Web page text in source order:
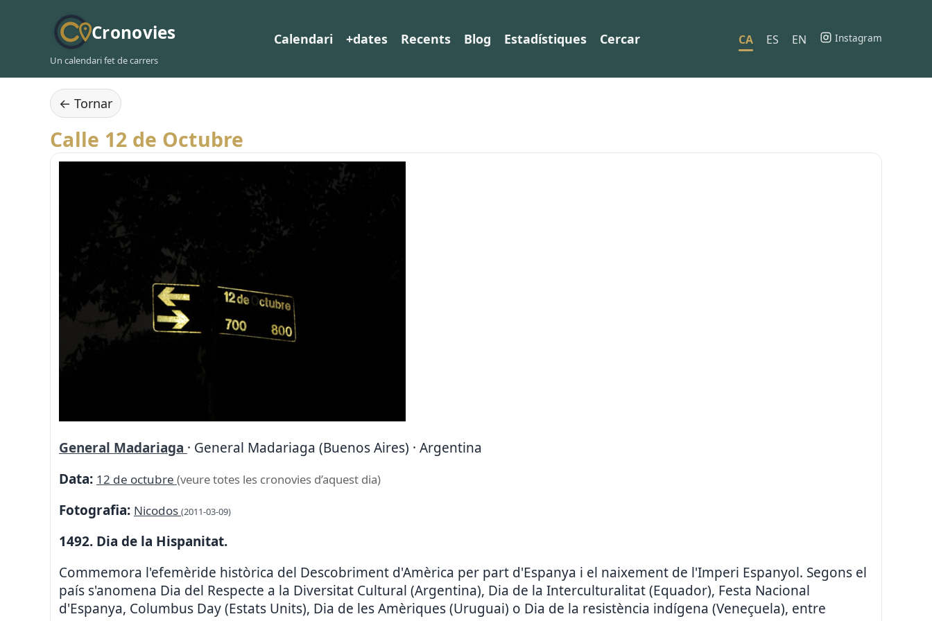
Cronovies
Un calendari fet de carrers
Calendari +dates Recents Blog Estadístiques Cercar CA ES EN Instagram
← Tornar
Calle 12 de Octubre
General Madariaga · General Madariaga (Buenos Aires) · Argentina
Data: 12 de octubre (veure totes les cronovies d’aquest dia)
Fotografia: Nicodos (2011-03-09)
1492. Dia de la Hispanitat.
Commemora l'efemèride històrica del Descobriment d'Amèrica per part d'Espanya i el naixement de l'Imperi Espanyol. Segons el
país s'anomena Dia del Respecte a la Diversitat Cultural (Argentina), Dia de la Interculturalitat (Equador), Festa Nacional
d'Espanya, Columbus Day (Estats Units), Dia de les Amèriques (Uruguai) o Dia de la resistència indígena (Veneçuela), entre